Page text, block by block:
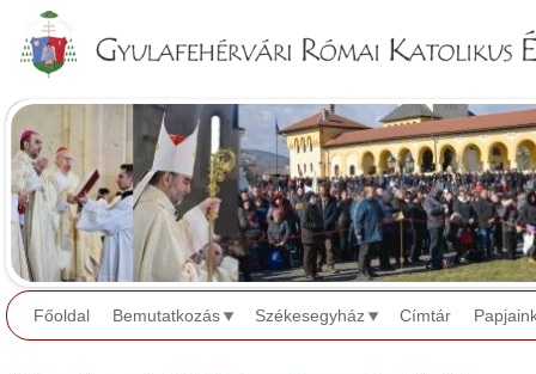
Főoldal Bemutatkozás Székesegyház Címtár